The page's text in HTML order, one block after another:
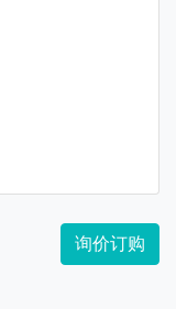
询价订购